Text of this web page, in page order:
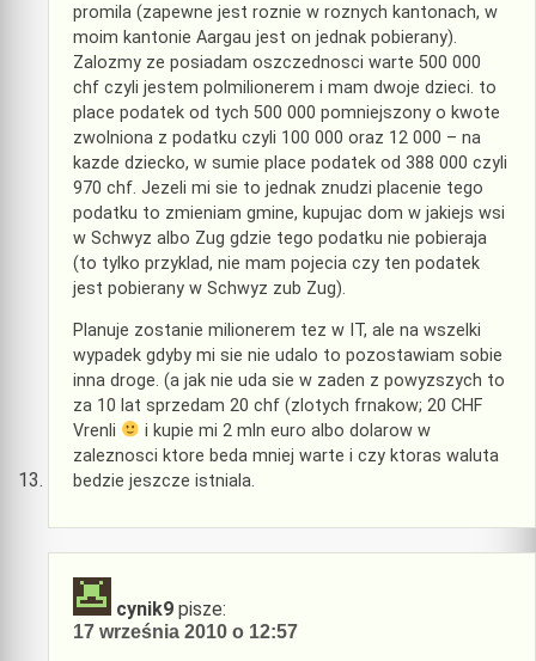
promila (zapewne jest roznie w roznych kantonach, w
moim kantonie Aargau jest on jednak pobierany).
Zalozmy ze posiadam oszczednosci warte 500 000
chf czyli jestem polmilionerem i mam dwoje dzieci. to
place podatek od tych 500 000 pomniejszony o kwote
zwolniona z podatku czyli 100 000 oraz 12 000 – na
kazde dziecko, w sumie place podatek od 388 000 czyli
970 chf. Jezeli mi sie to jednak znudzi placenie tego
podatku to zmieniam gmine, kupujac dom w jakiejs wsi
w Schwyz albo Zug gdzie tego podatku nie pobieraja
(to tylko przyklad, nie mam pojecia czy ten podatek
jest pobierany w Schwyz zub Zug).
Planuje zostanie milionerem tez w IT, ale na wszelki
wypadek gdyby mi sie nie udalo to pozostawiam sobie
inna droge. (a jak nie uda sie w zaden z powyzszych to
za 10 lat sprzedam 20 chf (zlotych frnakow; 20 CHF
Vrenli
i kupie mi 2 mln euro albo dolarow w
zaleznosci ktore beda mniej warte i czy ktoras waluta
bedzie jeszcze istniala.
cynik9 pisze:
17 września 2010 o 12:57